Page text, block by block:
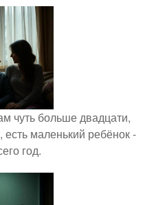
чуть больше двадцати,
есть маленький ребёнок -
год.